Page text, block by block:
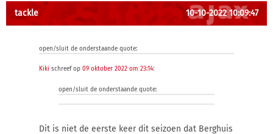
tackle 10-10-2022 10:09:47
open/sluit de onderstaande quote:
Kiki schreef op 09 oktober 2022 om 23:14:
open/sluit de onderstaande quote:
Dit is niet de eerste keer dit seizoen dat Berghuis